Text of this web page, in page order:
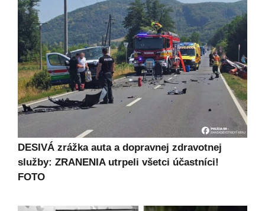
DESIVÁ zrážka auta a dopravnej zdravotnej
služby: ZRANENIA utrpeli všetci účastníci!
FOTO